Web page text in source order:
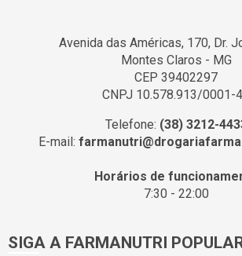
Avenida das Américas, 170, Dr.
Montes Claros - MG
CEP 39402297
CNPJ 10.578.913/0001-
Telefone: (38) 3212-
E-mail:
Horários de
7:30 - 22:00
SIGA A FARMANUTRI